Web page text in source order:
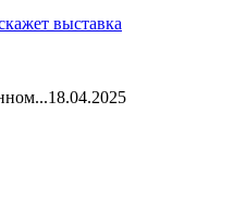
выставка
18.04.2025